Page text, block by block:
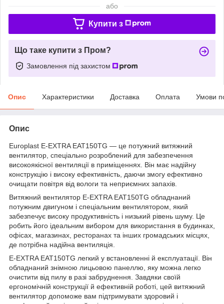
або
Купити з
Що таке купити з Пром?
Замовлення під захистом
Опис Характеристики Доставка Оплата Умови
Опис
Europlast E-EXTRA EAT150TG — це потужний витяжний
вентилятор, спеціально розроблений для забезпечення
високоякісної вентиляції в приміщеннях. Він має надійну
конструкцію і високу ефективність, даючи змогу ефективно
очищати повітря від вологи та неприємних запахів.
Витяжний вентилятор E-EXTRA EAT150TG обладнаний
потужним двигуном і спеціальним вентилятором, який
забезпечує високу продуктивність і низький рівень шуму. Це
робить його ідеальним вибором для використання в будинках,
офісах, магазинах, ресторанах та інших громадських місцях,
де потрібна надійна вентиляція.
E-EXTRA EAT150TG легкий у встановленні й експлуатації. Він
обладнаний знімною лицьовою панеллю, яку можна легко
очистити від пилу в разі забруднення. Завдяки своїй
ергономічній конструкції й ефективній роботі, цей витяжний
вентилятор допоможе вам підтримувати здоровий і